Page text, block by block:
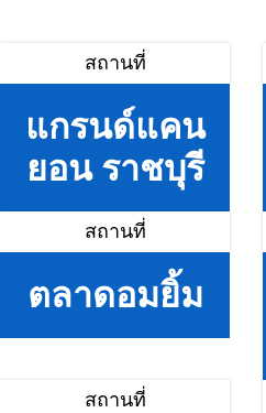
สถานที่
แกรนด์แคน
ยอน ราชบุรี
สถานที่
ตลาดอมยิ้ม
สถานที่